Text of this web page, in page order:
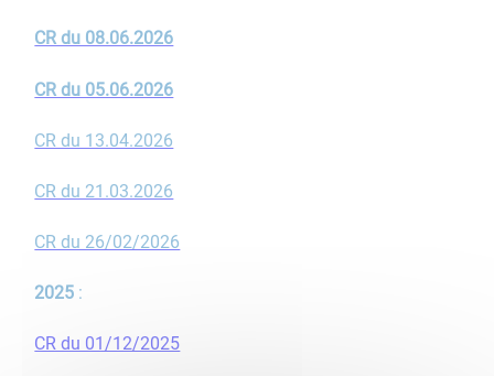
CR du 08.06.2026
CR du 05.06.2026
CR du 13.04.2026
CR du 21.03.2026
CR du 26/02/2026
2025 :
CR du 01/12/2025